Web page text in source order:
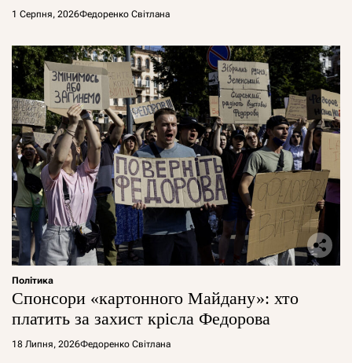
1 Серпня, 2026Федоренко Світлана
Політика
Спонсори «картонного Майдану»: хто
платить за захист крісла Федорова
18 Липня, 2026Федоренко Світлана